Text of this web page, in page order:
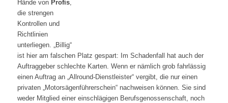
Hände von Profis,
die strengen
Kontrollen und
Richtlinien
unterliegen. „Billig“
ist hier am falschen Platz gespart: Im Schadenfall hat auch der
Auftraggeber schlechte Karten. Wenn er nämlich grob fahrlässig
einen Auftrag an „Allround-Dienstleister“ vergibt, die nur einen
privaten „Motorsägenführerschein“ nachweisen können. Sie sind
weder Mitglied einer einschlägigen Berufsgenossenschaft, noch